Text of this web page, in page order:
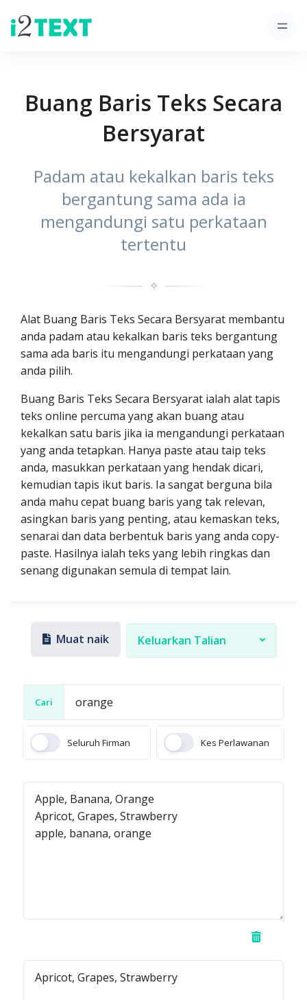
Buang Baris Teks Secara
Bersyarat
Padam atau kekalkan baris teks
bergantung sama ada ia
mengandungi satu perkataan
tertentu
✧
Alat Buang Baris Teks Secara Bersyarat membantu
anda padam atau kekalkan baris teks bergantung
sama ada baris itu mengandungi perkataan yang
anda pilih.
Buang Baris Teks Secara Bersyarat ialah alat tapis
teks online percuma yang akan buang atau
kekalkan satu baris jika ia mengandungi perkataan
yang anda tetapkan. Hanya paste atau taip teks
anda, masukkan perkataan yang hendak dicari,
kemudian tapis ikut baris. Ia sangat berguna bila
anda mahu cepat buang baris yang tak relevan,
asingkan baris yang penting, atau kemaskan teks,
senarai dan data berbentuk baris yang anda copy-
paste. Hasilnya ialah teks yang lebih ringkas dan
senang digunakan semula di tempat lain.
Muat naik Keluarkan Talian
Cari
Seluruh Firman Kes Perlawanan